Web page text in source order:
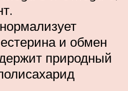
и обмен
природный